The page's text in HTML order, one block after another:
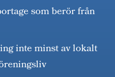
som berör från
inte minst av lokalt